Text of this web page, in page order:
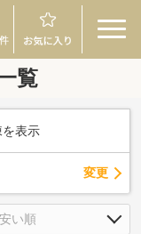
覧
を表示
変更